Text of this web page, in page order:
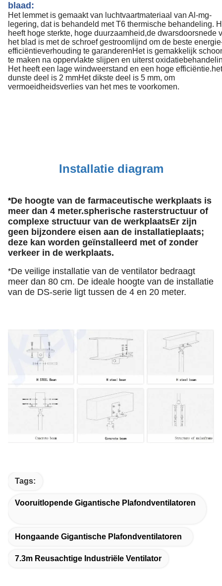
blaad:
Het lemmet is gemaakt van luchtvaartmateriaal van Al-mg-
legering, dat is behandeld met T6 thermische behandeling.
heeft hoge sterkte, hoge duurzaamheid,de dwarsdoorsnede
het blad is met de schroef gestroomlijnd om de beste
efficiëntieverhouding te garanderenHet is gemakkelijk
te maken na oppervlakte slijpen en uiterst
Het heeft een lage windweerstand en een hoge efficiëntie.het
dunste deel is 2 mmHet dikste deel is 5 mm, om
vermoeidheidsverlies van het mes te voorkomen.
Installatie diagram
*De hoogte van de farmaceutische werkplaats is
meer dan 4 meter.spherische rasterstructuur of
complexe structuur van de werkplaatsEr zijn
geen bijzondere eisen aan de installatieplaats;
deze kan worden geïnstalleerd met of zonder
verkeer in de werkplaats.
*De veilige installatie van de ventilator bedraagt
meer dan 80 cm. De ideale hoogte van de installatie
van de DS-serie ligt tussen de 4 en 20 meter.
Tags:
Vooruitlopende Gigantische Plafondventilatoren
Hongaande Gigantische Plafondventilatoren
7.3m Reusachtige Industriële Ventilator